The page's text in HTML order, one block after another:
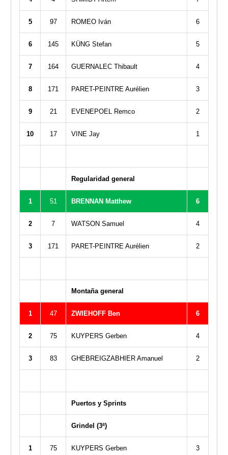
5 97 ROMEO Iván 6
6 145 KÜNG Stefan 5
7 164 GUERNALEC Thibault 4
8 171 PARET-PEINTRE Aurélien 3
9 21 EVENEPOEL Remco 2
10 17 VINE Jay 1
Regularidad general
1 51 BRENNAN Matthew 6
2 7 WATSON Samuel 4
3 171 PARET-PEINTRE Aurélien 2
Montaña general
1 47 ZWIEHOFF Ben 6
2 75 KUYPERS Gerben 4
3 83 GHEBREIGZABHIER Amanuel 2
Puertos y Sprints
Grindel (3ª)
1 75 KUYPERS Gerben 3